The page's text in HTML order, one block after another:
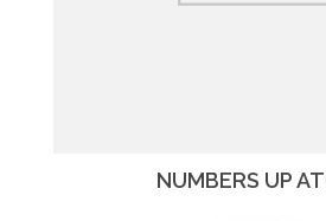
NUMBERS UP